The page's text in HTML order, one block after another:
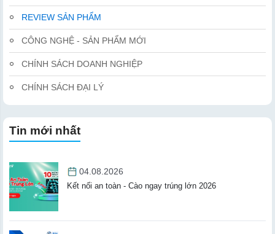
REVIEW SẢN PHẨM
CÔNG NGHỆ - SẢN PHẨM MỚI
CHÍNH SÁCH DOANH NGHIỆP
CHÍNH SÁCH ĐẠI LÝ
Tin mới nhất
04.08.2026
Kết nối an toàn - Cào ngay trúng lớn 2026